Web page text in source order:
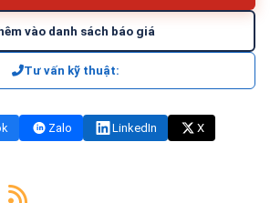
vào danh sách báo giá
Tư vấn kỹ thuật:
Zalo LinkedIn
X